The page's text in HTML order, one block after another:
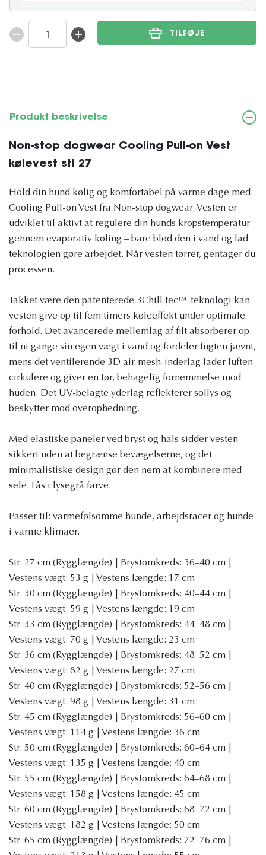
TILFØJE
Produkt beskrivelse
Non-stop dogwear Cooling Pull-on Vest
kølevest stl 27
Hold din hund kølig og komfortabel på varme dage med
Cooling Pull-on Vest fra Non-stop dogwear. Vesten er
udviklet til aktivt at regulere din hunds kropstemperatur
gennem evaporativ køling – bare blød den i vand og lad
teknologien gøre arbejdet. Når vesten tørrer, gentager du
processen.
Takket være den patenterede 3Chill tec™-teknologi kan
vesten give op til fem timers køleeffekt under optimale
forhold. Det avancerede mellemlag af filt absorberer op
til ni gange sin egen vægt i vand og fordeler fugten jævnt,
mens det ventilerende 3D air-mesh-inderlag lader luften
cirkulere og giver en tør, behagelig fornemmelse mod
huden. Det UV-belagte yderlag reflekterer sollys og
beskytter mod overophedning.
Med elastiske paneler ved bryst og hals sidder vesten
sikkert uden at begrænse bevægelserne, og det
minimalistiske design gør den nem at kombinere med
sele. Fås i lysegrå farve.
Passer til: varmefølsomme hunde, arbejdsracer og hunde
i varme klimaer.
Str. 27 cm (Rygglængde) | Brystomkreds: 36–40 cm |
Vestens vægt: 53 g | Vestens længde: 17 cm
Str. 30 cm (Rygglængde) | Brystomkreds: 40–44 cm |
Vestens vægt: 59 g | Vestens længde: 19 cm
Str. 33 cm (Rygglængde) | Brystomkreds: 44–48 cm |
Vestens vægt: 70 g | Vestens længde: 23 cm
Str. 36 cm (Rygglængde) | Brystomkreds: 48–52 cm |
Vestens vægt: 82 g | Vestens længde: 27 cm
Str. 40 cm (Rygglængde) | Brystomkreds: 52–56 cm |
Vestens vægt: 98 g | Vestens længde: 31 cm
Str. 45 cm (Rygglængde) | Brystomkreds: 56–60 cm |
Vestens vægt: 114 g | Vestens længde: 36 cm
Str. 50 cm (Rygglængde) | Brystomkreds: 60–64 cm |
Vestens vægt: 135 g | Vestens længde: 40 cm
Str. 55 cm (Rygglængde) | Brystomkreds: 64–68 cm |
Vestens vægt: 158 g | Vestens længde: 45 cm
Str. 60 cm (Rygglængde) | Brystomkreds: 68–72 cm |
Vestens vægt: 182 g | Vestens længde: 50 cm
Str. 65 cm (Rygglængde) | Brystomkreds: 72–76 cm |